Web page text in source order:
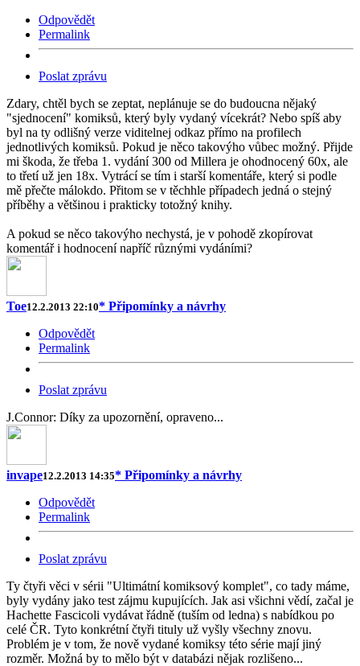
Odpovědět
Permalink
Poslat zprávu
Zdary, chtěl bych se zeptat, neplánuje se do budoucna nějaký
"sjednocení" komiksů, který byly vydaný vícekrát? Nebo spíš aby
byl na ty odlišný verze viditelnej odkaz přímo na profilech
jednotlivých komiksů. Pokud je něco takovýho vůbec možný. Přijde
mi škoda, že třeba 1. vydání 300 od Millera je ohodnocený 60x, ale
to třetí už jen 18x. Vytrácí se tím i starší komentáře, který si podle
mě přečte málokdo. Přitom se v těchhle případech jedná o stejný
příběhy a většinou i prakticky totožný knihy.
A pokud se něco takovýho nechystá, je v pohodě zkopírovat
komentář i hodnocení napříč různými vydáními?
Toe12.2.2013 22:10* Připomínky a návrhy
Odpovědět
Permalink
Poslat zprávu
J.Connor: Díky za upozornění, opraveno...
invape12.2.2013 14:35* Připomínky a návrhy
Odpovědět
Permalink
Poslat zprávu
Ty čtyři věci v sérii "Ultimátní komiksový komplet", co tady máme,
byly vydány jako test zájmu kupujících. Jak asi všichni vědí, začal je
Hachette Fascicoli vydávat řádně (tuším od ledna) s nabídkou po
celé ČR. Tyto konkrétní čtyři tituly už vyšly všechny znovu.
Problém je v tom, že nově vydané komiksy této série mají jiný
rozměr. Možná by to mělo být v databázi nějak rozlišeno...